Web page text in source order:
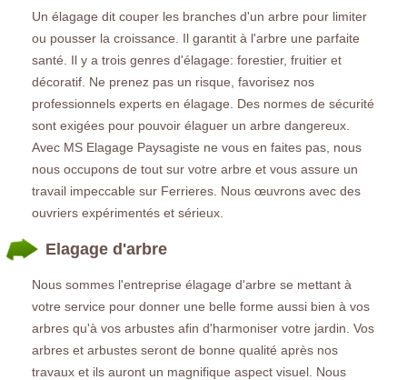
Un élagage dit couper les branches d'un arbre pour limiter
ou pousser la croissance. Il garantit à l'arbre une parfaite
santé. Il y a trois genres d'élagage: forestier, fruitier et
décoratif. Ne prenez pas un risque, favorisez nos
professionnels experts en élagage. Des normes de sécurité
sont exigées pour pouvoir élaguer un arbre dangereux.
Avec MS Elagage Paysagiste ne vous en faites pas, nous
nous occupons de tout sur votre arbre et vous assure un
travail impeccable sur Ferrieres. Nous œuvrons avec des
ouvriers expérimentés et sérieux.
Elagage d'arbre
Nous sommes l'entreprise élagage d'arbre se mettant à
votre service pour donner une belle forme aussi bien à vos
arbres qu'à vos arbustes afin d'harmoniser votre jardin. Vos
arbres et arbustes seront de bonne qualité après nos
travaux et ils auront un magnifique aspect visuel. Nous